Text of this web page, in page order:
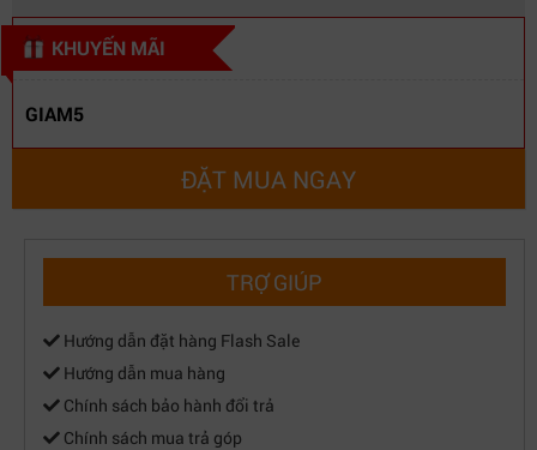
KHUYẾN MÃI
GIAM5
ĐẶT MUA NGAY
TRỢ GIÚP
Hướng dẫn đặt hàng Flash Sale
Hướng dẫn mua hàng
Chính sách bảo hành đổi trả
Chính sách mua trả góp